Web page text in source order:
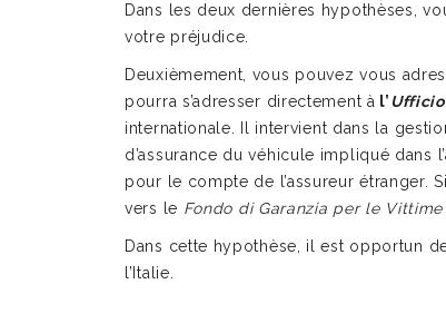
Dans les deux dernières hypothèses,
votre préjudice.
Deuxièmement, vous pouvez vous
pourra s’adresser directement à l’
internationale. Il intervient dans la
d’assurance du véhicule impliqué dans
pour le compte de l’assureur étranger.
vers le Fondo di Garanzia per le
Dans cette hypothèse, il est opportun
l’Italie.